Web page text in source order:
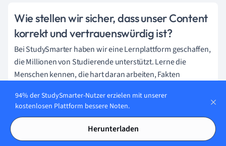
Wie stellen wir sicher, dass unser Content
korrekt und vertrauenswürdig ist?
Bei StudySmarter haben wir eine Lernplattform geschaffen,
die Millionen von Studierende unterstützt. Lerne die
Menschen kennen, die hart daran arbeiten, Fakten
überprüft wird.
Content-Erstellungsprozess:
94% der StudySmarter-Nutzer erzielen mit unserer
kostenlosen Plattform bessere Noten.
Herunterladen